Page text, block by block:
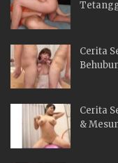
Cerita
Cerita
&